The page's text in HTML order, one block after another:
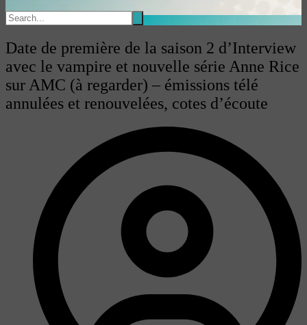
Date de première de la saison 2 d’Interview
avec le vampire et nouvelle série Anne Rice
sur AMC (à regarder) – émissions télé
annulées et renouvelées, cotes d’écoute